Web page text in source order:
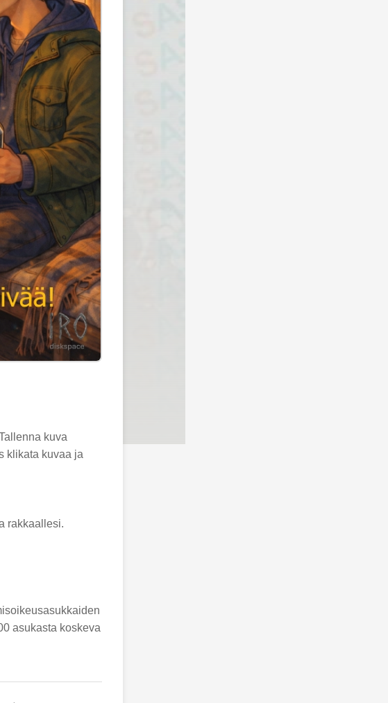
kuva
klikata kuvaa ja
rakkaallesi.
asukasta koskeva